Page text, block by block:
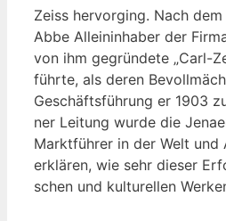
Zeiss her­vor­ging. Nach
Abbe Allein­in­ha­ber der
von ihm gegrün­de­te „Carl-
führ­te, als deren
Geschäfts­füh­rung er 1903
ner Lei­tung wur­de die
Markt­füh­rer in der Welt und
erklä­ren, wie sehr die­ser
schen und kul­tu­rel­len